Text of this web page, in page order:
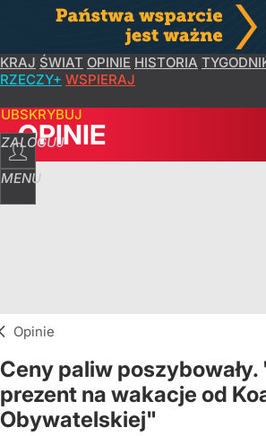
KRAJ ŚWIAT OPINIE HISTORIA
RZECZY+ WSPIERAJ
ZALOGUJ
MENU
OPINIE
Opinie
Ceny paliw
prezent na wakacje od
Obywatelskiej"